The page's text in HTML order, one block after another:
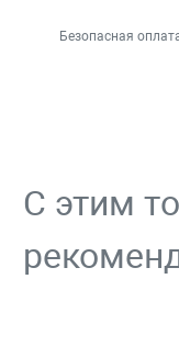
Безопасная
С этим